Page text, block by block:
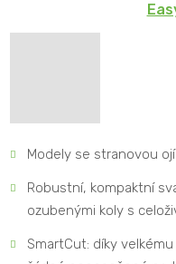
Modely se stranovou
Robustní, kompaktní
ozubenými koly s
SmartCut: díky